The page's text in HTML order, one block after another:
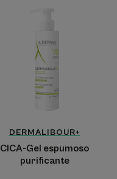
purificante
DERMALIBOUR+
CICA-Gel espumoso
purificante